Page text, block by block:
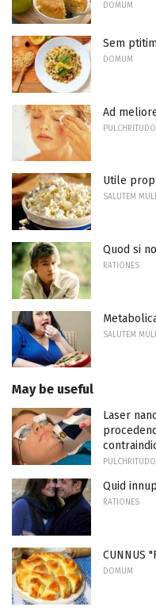
DOMUM
Sem
DOMUM
Ad
Utile
SALUTEM
Quod si
RATIONES
SALUTEM
May be useful
Laser
Quid
RATIONES
CUNNUS
DOMUM